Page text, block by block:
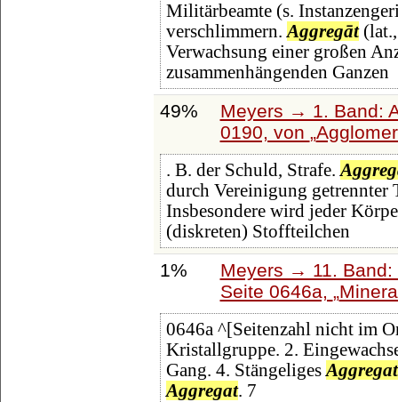
Militärbeamte (s.
verschlimmern. Aggregāt(lat.,
Verwachsung einer großen
zusammenhängenden Ganzen
49%
Meyers → 1. Band:
0190, von
. B. der Schuld, Strafe.
durch Vereinigung getrennter
Insbesondere wird jeder
(diskreten) Stoffteilchen
1%
Meyers → 11.
Seite 0646a,
0646a ^[Seitenzahl nicht im
Kristallgruppe. 2.
Gang. 4. Stängeliges Aggregat
Aggregat. 7